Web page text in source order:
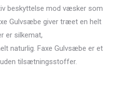
beskyttelse mod væsker som
Gulvsæbe giver træet en helt
er silkemat,
naturlig. Faxe Gulvsæbe er et
tilsætningsstoffer.